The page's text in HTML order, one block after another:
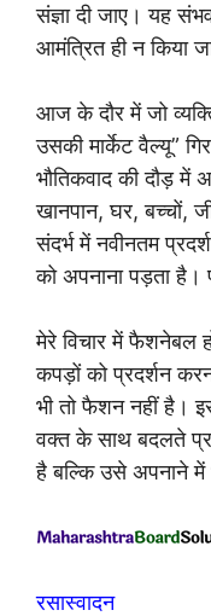
संज्ञा दी जाए। यह
आमंत्रित ही न किया
आज के दौर में जो
उसकी मार्केट वैल्यू”
भौतिकवाद की दौड़ में
खानपान, घर, बच्चों,
संदर्भ में नवीनतम
को अपनाना पड़ता
मेरे विचार में फैशनेबल
कपड़ों को प्रदर्शन
भी तो फैशन नहीं है।
वक्त के साथ बदलते
है बल्कि उसे अपनाने में
रसास्वादन